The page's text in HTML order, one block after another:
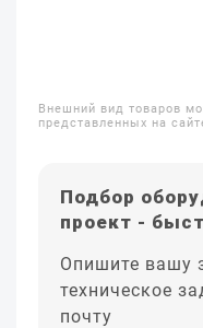
Внешний вид товаров
представленных на
Подбор
проект -
Опишите вашу
техническое
почту